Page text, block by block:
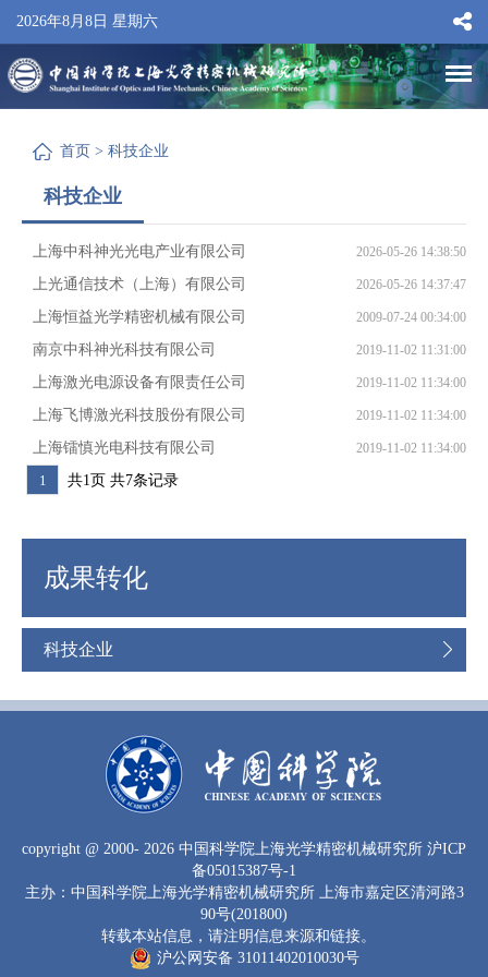
2026年8月8日 星期六
首页 > 科技企业
科技企业
2026-05-26 14:38:50
上海中科神光光电产业有限公司
2026-05-26 14:37:47
上光通信技术（上海）有限公司
2009-07-24 00:34:00
上海恒益光学精密机械有限公司
2019-11-02 11:31:00
南京中科神光科技有限公司
2019-11-02 11:34:00
上海激光电源设备有限责任公司
2019-11-02 11:34:00
上海飞博激光科技股份有限公司
2019-11-02 11:34:00
上海镭慎光电科技有限公司
1
共1页 共7条记录
成果转化
科技企业
copyright @ 2000- 2026 中国科学院上海光学精密机械研究所 沪ICP
备05015387号-1
主办：中国科学院上海光学精密机械研究所 上海市嘉定区清河路3
90号(201800)
转载本站信息，请注明信息来源和链接。
沪公网安备 31011402010030号